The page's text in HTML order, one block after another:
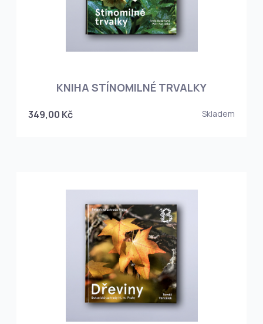
KNIHA STÍNOMILNÉ TRVALKY
349,00 Kč Skladem